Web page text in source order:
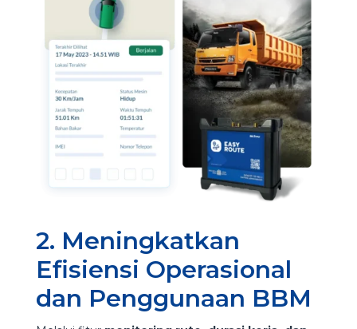
2. Meningkatkan
Efisiensi Operasional
dan Penggunaan BBM